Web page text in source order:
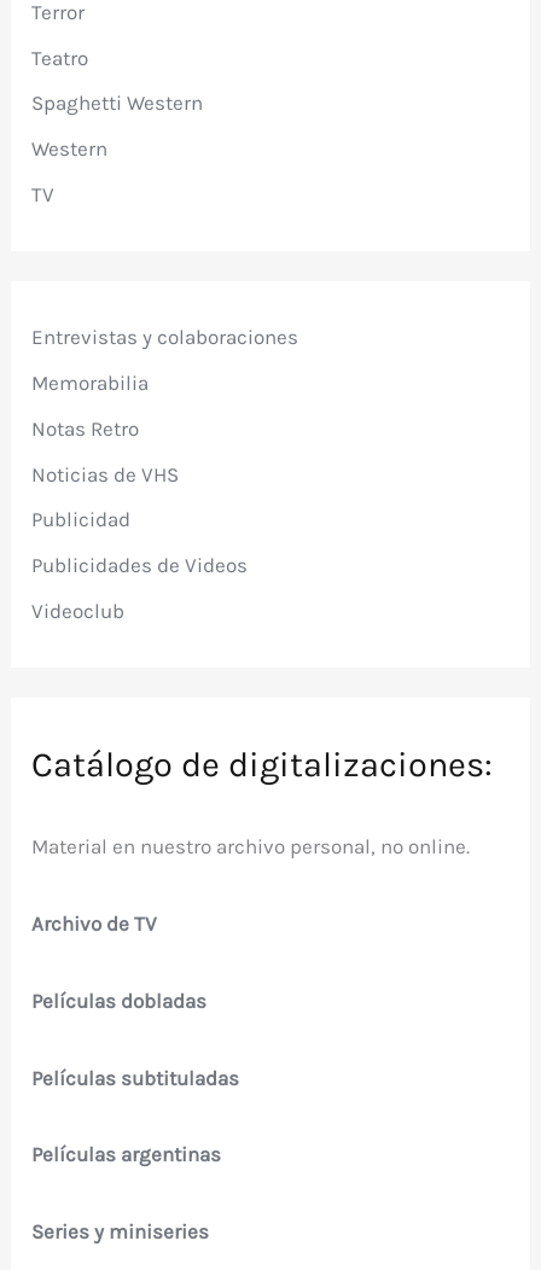
Terror
Teatro
Spaghetti Western
Western
TV
Entrevistas y colaboraciones
Memorabilia
Notas Retro
Noticias de VHS
Publicidad
Publicidades de Videos
Videoclub
Catálogo de digitalizaciones:
Material en nuestro archivo personal, no online.
Archivo de TV
Películas dobladas
Películas subtituladas
Películas argentinas
Series y miniseries